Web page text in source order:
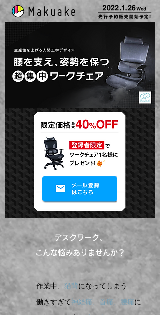
作業中、 猫背になってしまう
働きすぎて神経痛、首痛、腰痛に
デスクワーク、
こんな悩みありませんか？